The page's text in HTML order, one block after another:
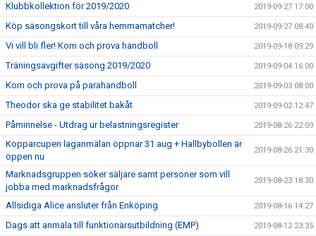
Klubbkollektion för 2019/2020 2019-09-27 17:00
Köp säsongskort till våra hemmamatcher! 2019-09-27 08:40
Vi vill bli fler! Kom och prova handboll 2019-09-18 09:29
Träningsavgifter säsong 2019/2020 2019-09-04 16:00
Kom och prova på parahandboll 2019-09-03 08:00
Theodor ska ge stabilitet bakåt 2019-09-02 12:47
Påminnelse - Utdrag ur belastningsregister 2019-08-26 22:09
Kopparcupen laganmälan öppnar 31 aug + Hallbybollen är
öppen nu
2019-08-26 21:30
Marknadsgruppen söker säljare samt personer som vill
jobba med marknadsfrågor
2019-08-23 18:30
Allsidiga Alice ansluter från Enköping 2019-08-16 14:27
Dags att anmäla till funktionärsutbildning (EMP) 2019-08-12 23:35